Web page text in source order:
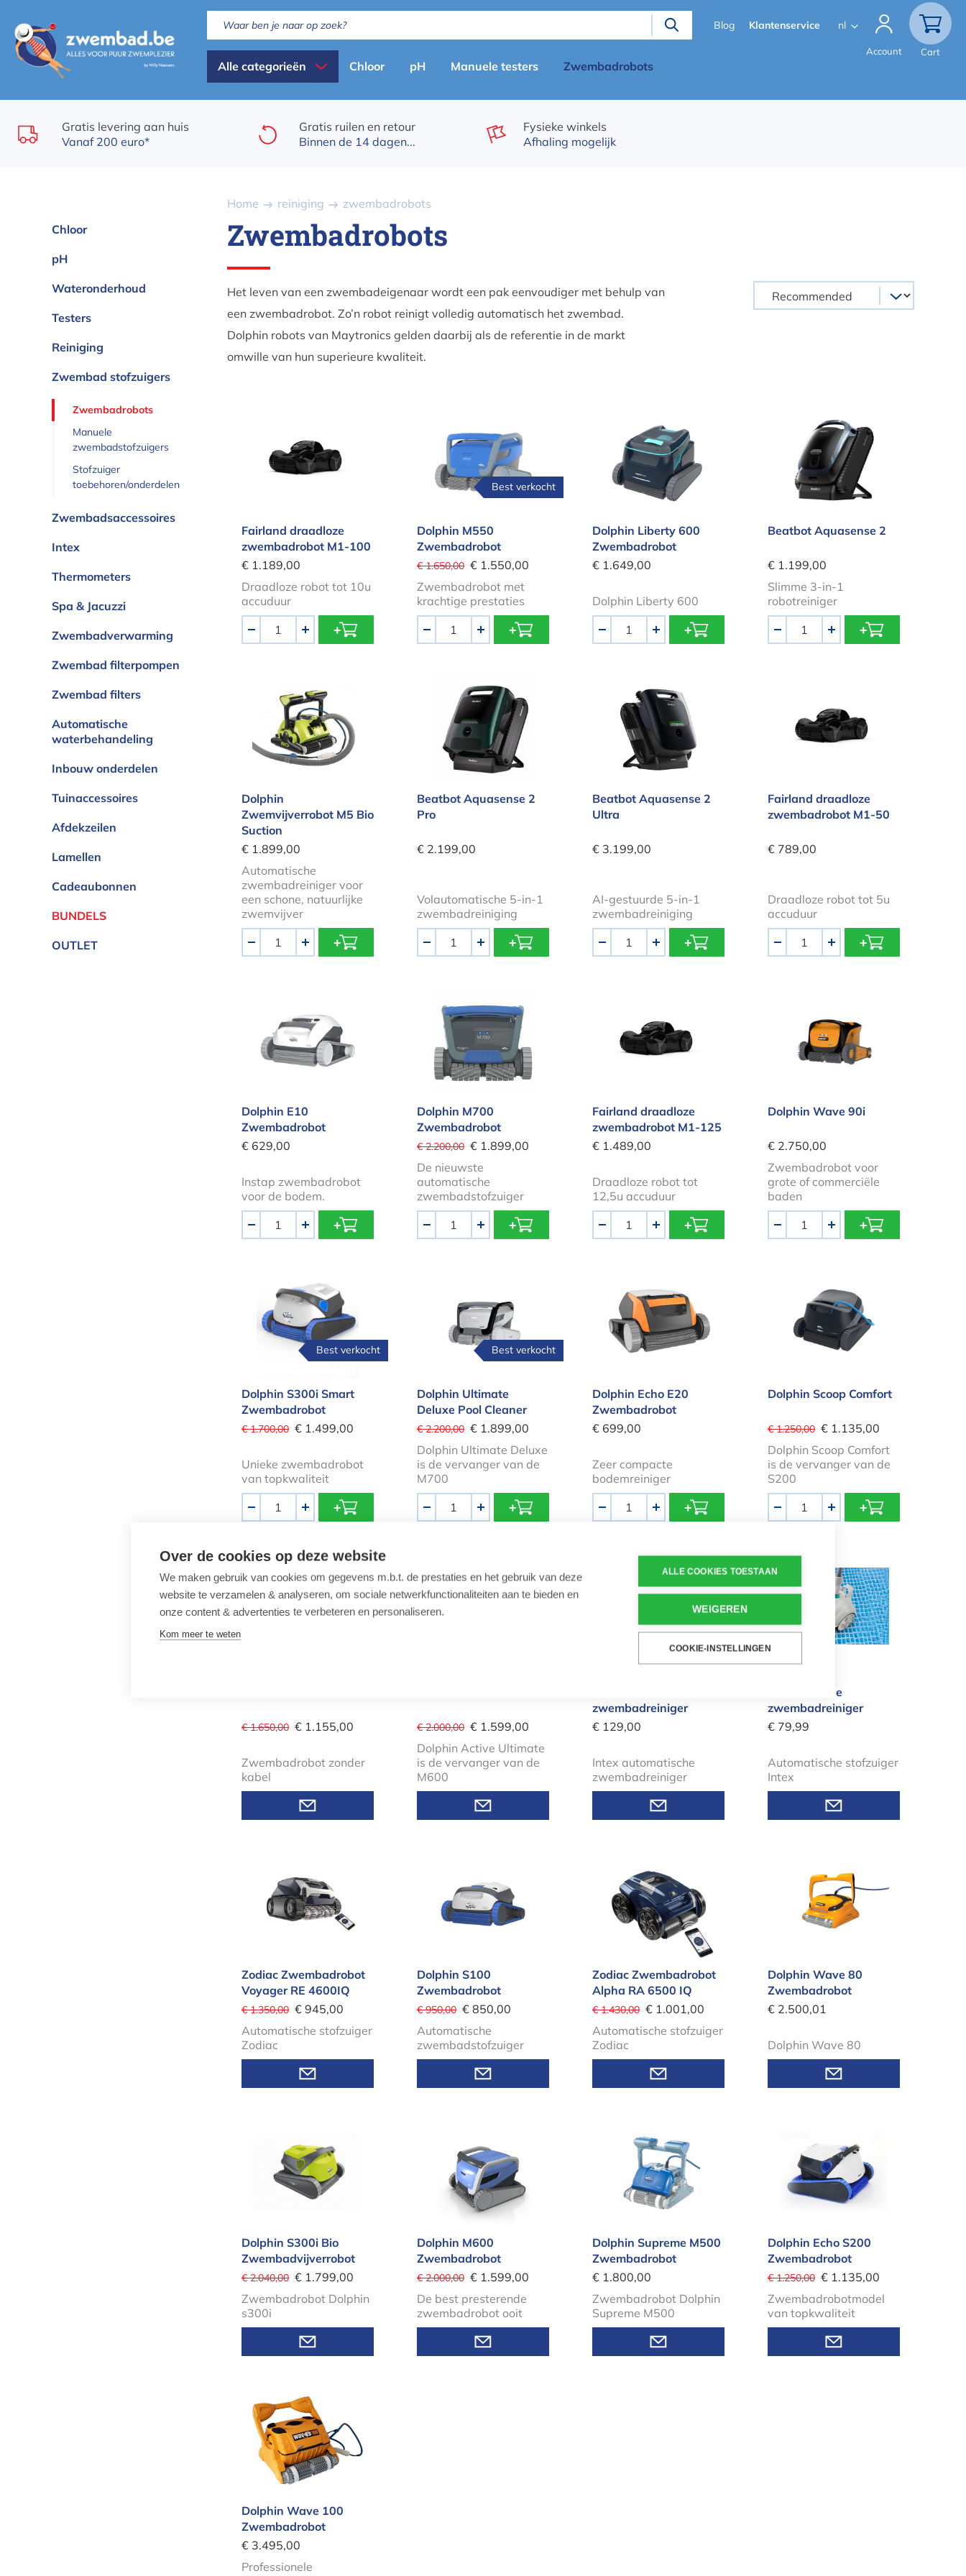
en
naar
de
Dispaly
all
categories
Alle categorieën
Primary
menu
(nl)
Chloor pH Manuele testers Zwembadrobots
Secondary
Blog Klantenservice nl
Account Cart
Gratis levering aan huis
Vanaf 200 euro*
Gratis ruilen en retour
Binnen de 14 dagen...
Fysieke winkels
Afhaling mogelijk
Chloor
pH
Wateronderhoud
Testers
Reiniging
Zwembad stofzuigers
Zwembadrobots
Manuele
zwembadstofzuigers
Stofzuiger
toebehoren/onderdelen
Zwembadsaccessoires
Intex
Thermometers
Spa & Jacuzzi
Zwembadverwarming
Zwembad filterpompen
Zwembad filters
Automatische
waterbehandeling
Inbouw onderdelen
Tuinaccessoires
Afdekzeilen
Lamellen
Cadeaubonnen
BUNDELS
OUTLET
Kruimelpad
Home reiniging zwembadrobots
Zwembadrobots
Het leven van een zwembadeigenaar wordt een pak eenvoudiger met behulp van
een zwembadrobot. Zo’n robot reinigt volledig automatisch het zwembad.
Dolphin robots van Maytronics gelden daarbij als de referentie in de markt
omwille van hun superieure kwaliteit.
Fairland draadloze
zwembadrobot M1-100
€ 1.189,00
Draadloze robot tot 10u
accuduur
+
Best verkocht
Dolphin M550
Zwembadrobot
€ 1.650,00 € 1.550,00
Zwembadrobot met
krachtige prestaties
+
Dolphin Liberty 600
Zwembadrobot
€ 1.649,00
Dolphin Liberty 600
+
Beatbot Aquasense 2
€ 1.199,00
Slimme 3-in-1
robotreiniger
+
Dolphin Zwemvijverrobot M5 Bio Suction
Dolphin
Zwemvijverrobot M5 Bio
Suction
€ 1.899,00
Automatische
zwembadreiniger voor
een schone, natuurlijke
zwemvijver
+
Beatbot Aquasense 2 Pro
Beatbot Aquasense 2
Pro
€ 2.199,00
Volautomatische 5-in-1
zwembadreiniging
+
Beatbot Aquasense 2
Ultra
€ 3.199,00
AI-gestuurde 5-in-1
zwembadreiniging
+
Fairland draadloze
zwembadrobot M1-50
€ 789,00
Draadloze robot tot 5u
accuduur
+
Dolphin E10
Zwembadrobot
€ 629,00
Instap zwembadrobot
voor de bodem.
+
Dolphin M700
Zwembadrobot
€ 2.200,00 € 1.899,00
De nieuwste
automatische
zwembadstofzuiger
+
Fairland draadloze
zwembadrobot M1-125
€ 1.489,00
Draadloze robot tot
12,5u accuduur
+
Dolphin Wave 90i
€ 2.750,00
Zwembadrobot voor
grote of commerciële
baden
+
Best verkocht
Dolphin S300i Smart
Zwembadrobot
€ 1.700,00 € 1.499,00
Unieke zwembadrobot
van topkwaliteit
+
Best verkocht
Dolphin Ultimate
Deluxe Pool Cleaner
€ 2.200,00 € 1.899,00
Dolphin Ultimate Deluxe
is de vervanger van de
M700
+
Dolphin Echo E20
Zwembadrobot
€ 699,00
Zeer compacte
bodemreiniger
+
Dolphin Scoop Comfort
€ 1.250,00 € 1.135,00
Dolphin Scoop Comfort
is de vervanger van de
S200
+
Zodiac Zwembadrobot Freerider 5600
€ 1.650,00 € 1.155,00
Zwembadrobot zonder
kabel
Dolphin Active Ultimate Pool Cleaner
€ 2.000,00 € 1.599,00
Dolphin Active Ultimate
is de vervanger van de
M600
Intex deluxe ZX300 automatische zwembadreiniger
zwembadreiniger
€ 129,00
Intex automatische
zwembadreiniger
Intex ZX50 automatische
automatische
zwembadreiniger
€ 79,99
Automatische stofzuiger
Intex
Zodiac Zwembadrobot
Voyager RE 4600IQ
€ 1.350,00 € 945,00
Automatische stofzuiger
Zodiac
Dolphin S100
Zwembadrobot
€ 950,00 € 850,00
Automatische
zwembadstofzuiger
Zodiac Zwembadrobot
Alpha RA 6500 IQ
€ 1.430,00 € 1.001,00
Automatische stofzuiger
Zodiac
Dolphin Wave 80
Zwembadrobot
€ 2.500,01
Dolphin Wave 80
Dolphin S300i Bio
Zwembadvijverrobot
€ 2.040,00 € 1.799,00
Zwembadrobot Dolphin
s300i
Dolphin M600
Zwembadrobot
€ 2.000,00 € 1.599,00
De best presterende
zwembadrobot ooit
Dolphin Supreme M500
Zwembadrobot
€ 1.800,00
Zwembadrobot Dolphin
Supreme M500
Dolphin Echo S200
Zwembadrobot
€ 1.250,00 € 1.135,00
Zwembadrobotmodel
van topkwaliteit
Dolphin Wave 100 Zwembadrobot
Dolphin Wave 100
Zwembadrobot
€ 3.495,00
Professionele
Over de cookies op deze website
We maken gebruik van cookies om gegevens m.b.t. de prestaties en het gebruik van deze
website te verzamelen & analyseren, om sociale netwerkfunctionaliteiten aan te bieden en
onze content & advertenties te verbeteren en personaliseren.
Kom meer te weten
ALLE COOKIES TOESTAAN
WEIGEREN
COOKIE-INSTELLINGEN